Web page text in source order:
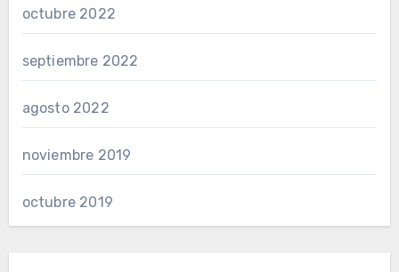
octubre 2022
septiembre 2022
agosto 2022
noviembre 2019
octubre 2019